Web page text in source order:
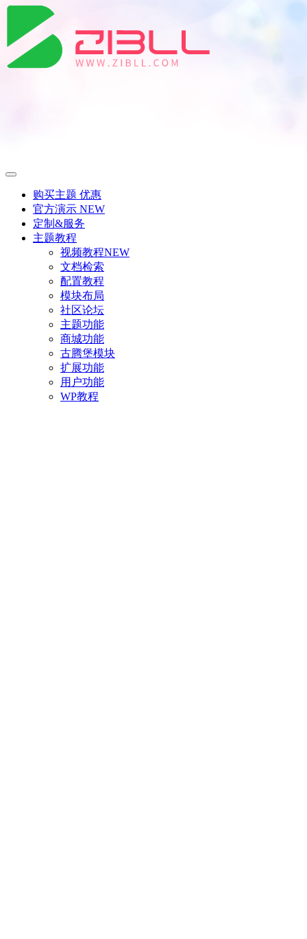
购买主题 优惠
官方演示 NEW
定制&服务
主题教程
视频教程NEW
文档检索
配置教程
模块布局
社区论坛
主题功能
商城功能
古腾堡模块
扩展功能
用户功能
WP教程